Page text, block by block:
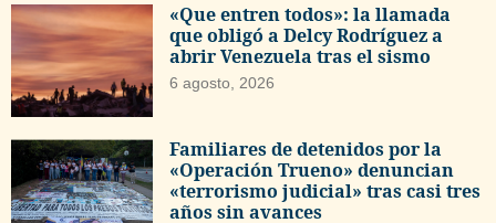
«Que entren todos»: la llamada
que obligó a Delcy Rodríguez a
abrir Venezuela tras el sismo
6 agosto, 2026
Familiares de detenidos por la
«Operación Trueno» denuncian
«terrorismo judicial» tras casi tres
años sin avances